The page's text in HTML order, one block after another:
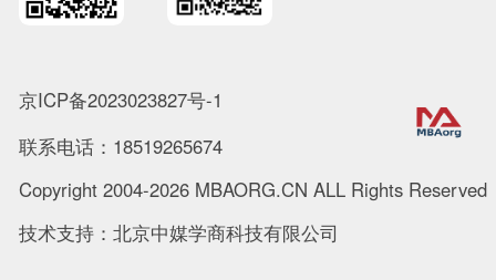
京ICP备2023023827号-1
联系电话：18519265674
Copyright 2004-2026 MBAORG.CN ALL Rights Reserved
技术支持：北京中媒学商科技有限公司